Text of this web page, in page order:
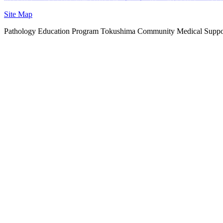
Site Map
Pathology Education Program Tokushima Community Medical